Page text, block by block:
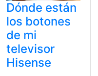
Dónde están
los botones
de mi
televisor
Hisense